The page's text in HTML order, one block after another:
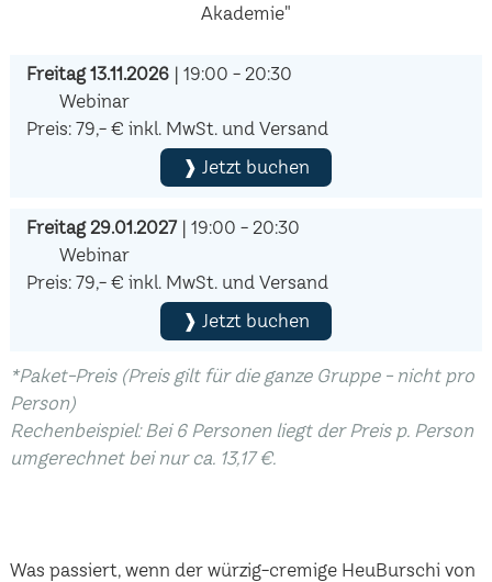
Akademie"
Freitag 13.11.2026| 19:00 - 20:30
Webinar
Preis: 79,- € inkl. MwSt. und Versand
❱ Jetzt buchen
Freitag 29.01.2027| 19:00 - 20:30
Webinar
Preis: 79,- € inkl. MwSt. und Versand
❱ Jetzt buchen
*Paket-Preis (Preis gilt für die ganze Gruppe - nicht pro
Person)
Rechenbeispiel: Bei 6 Personen liegt der Preis p. Person
umgerechnet bei nur ca. 13,17 €.
Was passiert, wenn der würzig-cremige HeuBurschi von